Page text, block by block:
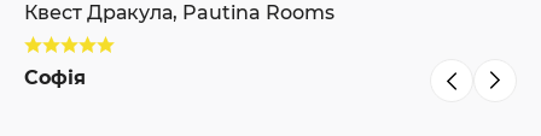
Квест Дракула, Pautina Rooms
Софія